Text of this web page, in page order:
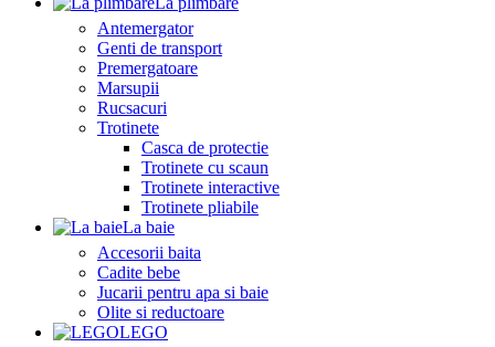
Antemergator
Genti de transport
Premergatoare
Marsupii
Rucsacuri
Trotinete
Casca de protectie
Trotinete cu scaun
Trotinete interactive
Trotinete pliabile
La baie
Accesorii baita
Cadite bebe
Jucarii pentru apa si baie
Olite si reductoare
LEGO